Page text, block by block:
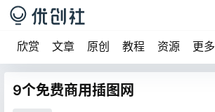
欣赏 文章 原创 教程 资源 更多
9个免费商用插图网